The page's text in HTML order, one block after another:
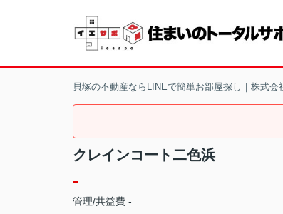
貝塚の不動産ならLINEで簡単お部屋探し｜株式会
クレインコート二色浜
-
管理/共益費 -